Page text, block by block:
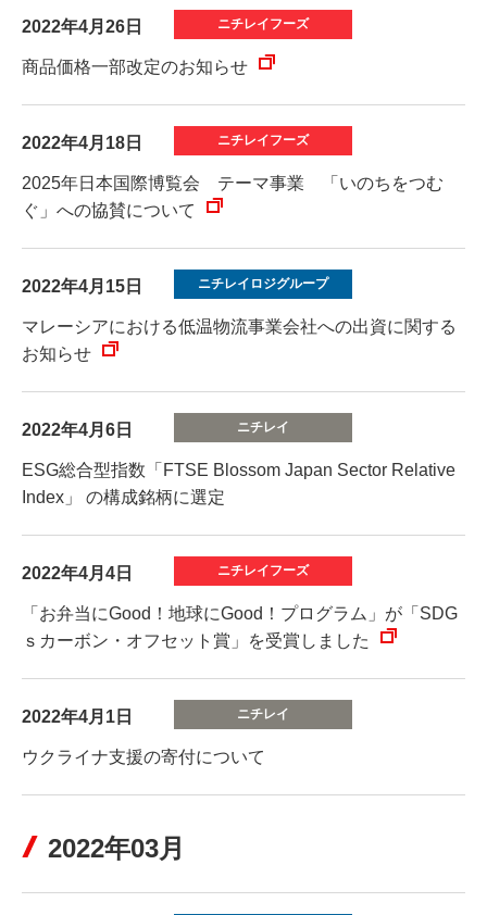
2022年4月26日
商品価格一部改定のお知らせ
2022年4月18日
2025年日本国際博覧会 テーマ事業 「いのちをつむ
ぐ」への協賛について
2022年4月15日
マレーシアにおける低温物流事業会社への出資に関する
お知らせ
2022年4月6日
ESG総合型指数「FTSE Blossom Japan Sector Relative
Index」 の構成銘柄に選定
2022年4月4日
「お弁当にGood！地球にGood！プログラム」が「SDG
ｓカーボン・オフセット賞」を受賞しました
2022年4月1日
ウクライナ支援の寄付について
2022年03月